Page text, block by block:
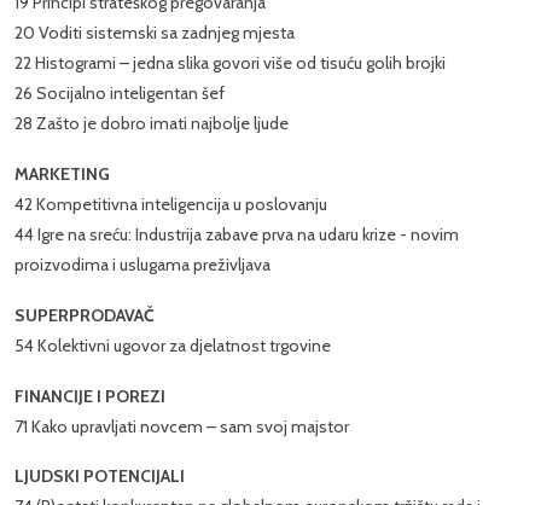
20 Voditi sistemski sa zadnjeg mjesta
22 Histogrami – jedna slika govori više od tisuću golih brojki
26 Socijalno inteligentan šef
28 Zašto je dobro imati najbolje ljude
MARKETING
42 Kompetitivna inteligencija u poslovanju
44 Igre na sreću: Industrija zabave prva na udaru krize - novim
proizvodima i uslugama preživljava
SUPERPRODAVAČ
54 Kolektivni ugovor za djelatnost trgovine
FINANCIJE I POREZI
71 Kako upravljati novcem – sam svoj majstor
LJUDSKI POTENCIJALI